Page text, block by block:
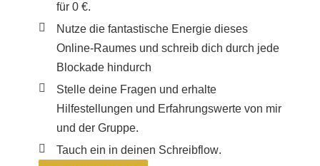
für 0 €.
Nutze die fantastische Energie dieses
Online-Raumes und schreib dich durch jede
Blockade hindurch
Stelle deine Fragen und erhalte
Hilfestellungen und Erfahrungswerte von mir
und der Gruppe.
Tauch ein in deinen Schreibflow.